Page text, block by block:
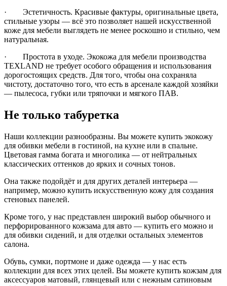
· Эстетичность. Красивые фактуры, оригинальные цвета,
стильные узоры — всё это позволяет нашей искусственной
коже для мебели выглядеть не менее роскошно и стильно, чем
натуральная.
· Простота в уходе. Экокожа для мебели производства
TEXLAND не требует особого обращения и использования
дорогостоящих средств. Для того, чтобы она сохраняла
чистоту, достаточно того, что есть в арсенале каждой хозяйки
— пылесоса, губки или тряпочки и мягкого ПАВ.
Не только табуретка
Наши коллекции разнообразны. Вы можете купить экокожу
для обивки мебели в гостиной, на кухне или в спальне.
Цветовая гамма богата и многолика — от нейтральных
классических оттенков до ярких и сочных тонов.
Она также подойдёт и для других деталей интерьера —
например, можно купить искусственную кожу для создания
стеновых панелей.
Кроме того, у нас представлен широкий выбор обычного и
перфорированного кожзама для авто — купить его можно и
для обивки сидений, и для отделки остальных элементов
салона.
Обувь, сумки, портмоне и даже одежда — у нас есть
коллекции для всех этих целей. Вы можете купить кожзам для
аксессуаров матовый, глянцевый или с нежным сатиновым